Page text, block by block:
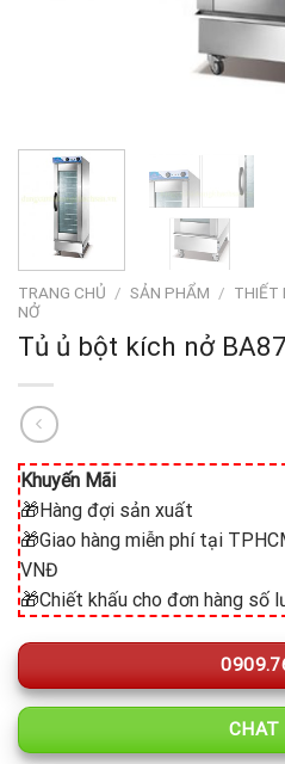
TRANG CHỦ / SẢN PHẨM / THIẾT
NỞ
Tủ ủ bột kích nở
Khuyến Mãi
🎁Hàng đợi sản xuất
🎁Giao hàng miễn phí tại
VNĐ
🎁Chiết khấu cho đơn hàng số
CHAT